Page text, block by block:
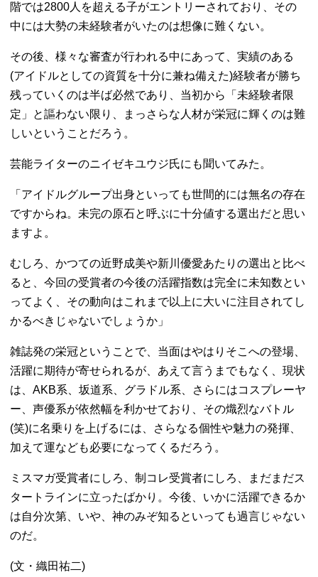
階では2800人を超える子がエントリーされており、その
中には大勢の未経験者がいたのは想像に難くない。
その後、様々な審査が行われる中にあって、実績のある
(アイドルとしての資質を十分に兼ね備えた)経験者が勝ち
残っていくのは半ば必然であり、当初から「未経験者限
定」と謳わない限り、まっさらな人材が栄冠に輝くのは難
しいということだろう。
芸能ライターのニイゼキユウジ氏にも聞いてみた。
「アイドルグループ出身といっても世間的には無名の存在
ですからね。未完の原石と呼ぶに十分値する選出だと思い
ますよ。
むしろ、かつての近野成美や新川優愛あたりの選出と比べ
ると、今回の受賞者の今後の活躍指数は完全に未知数とい
ってよく、その動向はこれまで以上に大いに注目されてし
かるべきじゃないでしょうか」
雑誌発の栄冠ということで、当面はやはりそこへの登場、
活躍に期待が寄せられるが、あえて言うまでもなく、現状
は、AKB系、坂道系、グラドル系、さらにはコスプレーヤ
ー、声優系が依然幅を利かせており、その熾烈なバトル
(笑)に名乗りを上げるには、さらなる個性や魅力の発揮、
加えて運なども必要になってくるだろう。
ミスマガ受賞者にしろ、制コレ受賞者にしろ、まだまだス
タートラインに立ったばかり。今後、いかに活躍できるか
は自分次第、いや、神のみぞ知るといっても過言じゃない
のだ。
(文・織田祐二)